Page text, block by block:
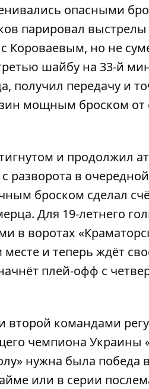
опасными
парировал выстрелы
но не
шайбу на 33-й
получил передачу и
мощным броском от
и продолжил
разворота в
броском сделал
Для 19-летнего
в воротах
и теперь ждёт
плей-офф с
второй командами
чемпиона Украины
нужна была победа
или в серии